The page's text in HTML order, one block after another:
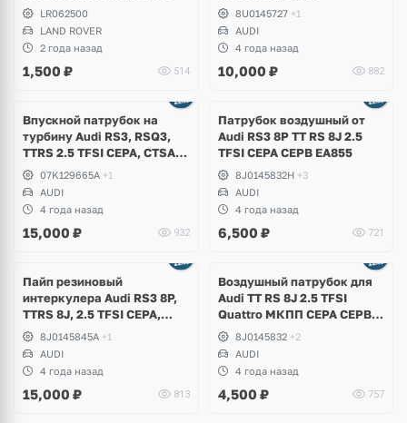
LR062500
LAND ROVER
2 года назад
1,500 ₽ 514
8U0145727 +1
AUDI
4 года назад
10,000 ₽ 882
Впускной патрубок на
турбину Audi RS3, RSQ3,
TTRS 2.5 TFSI CEPA, CTSA,
CZGA, CZGB
07K129665A +1
AUDI
4 года назад
15,000 ₽ 932
Патрубок воздушный от
Аudi RS3 8P TT RS 8J 2.5
TFSI CEPA CEPB EA855
8J0145832H +3
AUDI
4 года назад
6,500 ₽ 721
Пайп резиновый
интеркулера Audi RS3 8P,
TTRS 8J, 2.5 TFSI CEPA,
CEPB8J0145845A +1
AUDI
4 года назад
15,000 ₽ 813
Воздушный патрубок для
Audi TT RS 8J 2.5 TFSI
Quattro МКПП СEPA CEPB
EA8558J0145832 +2
AUDI
4 года назад
4,500 ₽ 757